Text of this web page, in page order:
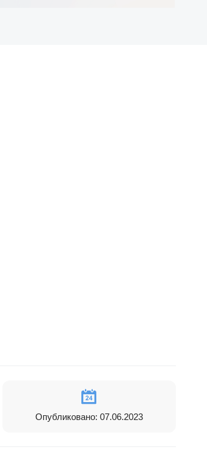
Опубликовано: 07.06.2023